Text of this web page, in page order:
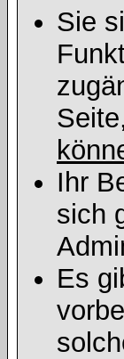
Sie
Ihr
sich
Es